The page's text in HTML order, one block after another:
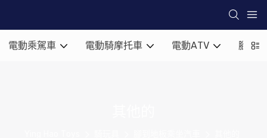
電動乘駕車 電動騎摩托車 電動ATV 腳到